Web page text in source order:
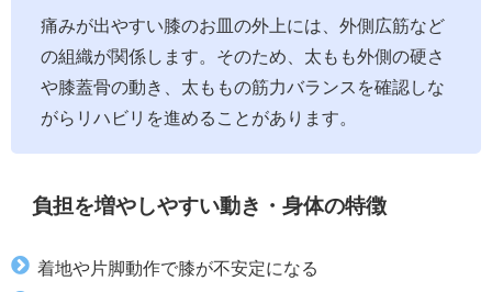
痛みが出やすい膝のお皿の外上には、外側広筋など
の組織が関係します。そのため、太もも外側の硬さ
や膝蓋骨の動き、太ももの筋力バランスを確認しな
がらリハビリを進めることがあります。
負担を増やしやすい動き・身体の特徴
着地や片脚動作で膝が不安定になる